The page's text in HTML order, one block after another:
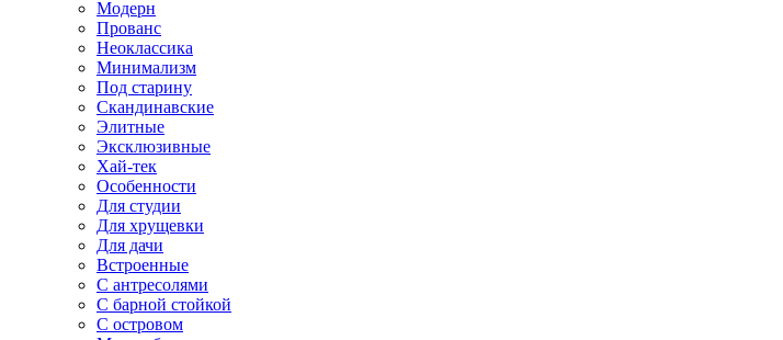
Модерн
Прованс
Неоклассика
Минимализм
Под старину
Скандинавские
Элитные
Эксклюзивные
Хай-тек
Особенности
Для студии
Для хрущевки
Для дачи
Встроенные
С антресолями
С барной стойкой
С островом